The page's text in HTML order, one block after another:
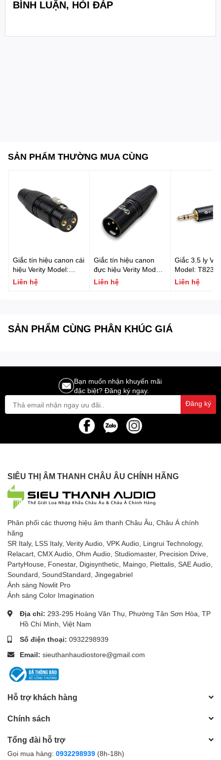
BÌNH LUẬN, HỎI ĐÁP
SẢN PHẨM THƯỜNG MUA CÙNG
Giắc tín hiệu canon cái
hiệu Verity Model:
T906BG
Liên hệ
Giắc tín hiệu canon
đực hiệu Verity Model:
T905BG
Liên hệ
Giắc 3.5 ly
Model:
Liên hệ
SẢN PHẨM CÙNG PHÂN KHÚC GIÁ
Bạn muốn nhận khuyến mãi
đặc biệt? Đăng ký ngay.
Đăng ký
SIÊU THỊ ÂM THANH CHÂU ÂU CHÍNH HÃNG
Phân phối các thương hiệu âm thanh Châu Âu, Châu Á chính
hãng
SR Italy, LSS Italy, Verity Audio, VPK Audio, Lingrui Technology,
Relacart, CMX Audio, Ohm Audio, Studiomaster, Precision Drive,
PartyHouse, Fonestar, Digisynthetic, Maingo, Piettalis, SAE Audio,
Soundard, SoundStandard, Jingegabriel
Ánh sáng Nowlit Pro
Ánh sáng Color Imagination
Địa chỉ: 293-295 Hoàng Văn Thụ, Phường Tân Sơn Hòa, TP
Hồ Chí Minh, Việt Nam
Số điện thoại: 0932298939
Email: sieuthanhaudiostore@gmail.com
Hỗ trợ khách hàng
Chính sách
Tổng đài hỗ trợ
Gọi mua hàng: 0932298939 (8h-18h)